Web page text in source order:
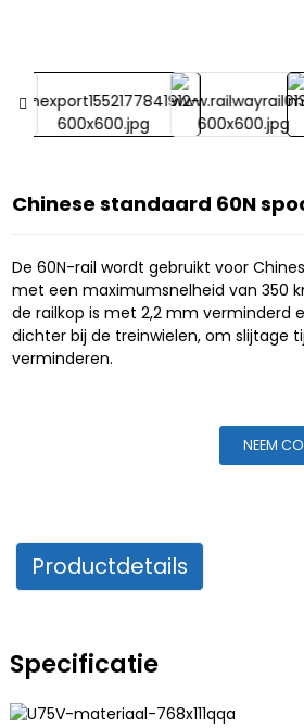
Chinese standaard 60N
De 60N-rail wordt gebruikt voor
met een maximumsnelheid van 350
de railkop is met 2,2 mm verminderd
dichter bij de treinwielen, om slijtage
verminderen.
NEEM
Productdetails
Specificatie